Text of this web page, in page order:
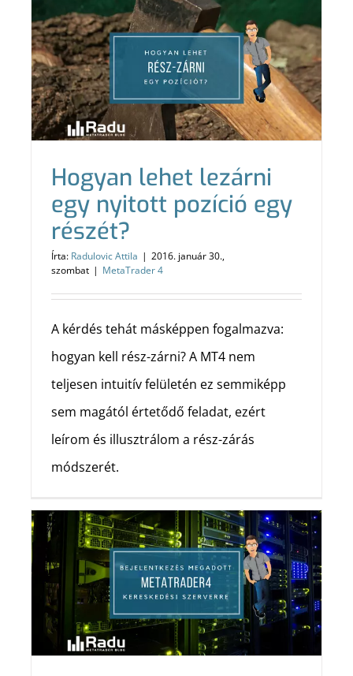
Hogyan lehet lezárni
egy nyitott pozíció egy
részét?
Írta: Radulovic Attila | 2016. január 30.,
szombat | MetaTrader 4
A kérdés tehát másképpen fogalmazva:
hogyan kell rész-zárni? A MT4 nem
teljesen intuitív felületén ez semmiképp
sem magától értetődő feladat, ezért
leírom és illusztrálom a rész-zárás
módszerét.